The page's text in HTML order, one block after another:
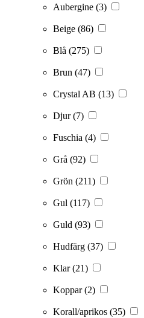
Aubergine (3)
Beige (86)
Blå (275)
Brun (47)
Crystal AB (13)
Djur(7)
Fuschia (4)
Grå (92)
Grön (211)
Gul (117)
Guld (93)
Hudfärg (37)
Klar(21)
Koppar(2)
Korall/aprikos (35)